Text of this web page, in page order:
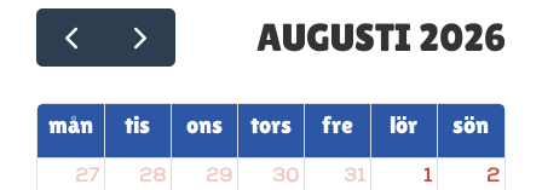
AUGUSTI 2026
mån tis ons tors fre lör sön
27 28 29 30 31 1 2